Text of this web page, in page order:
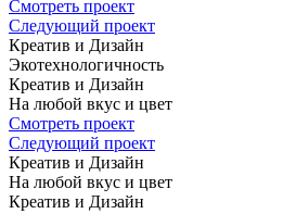
Смотреть проект
Следующий проект
Креатив и Дизайн
Экотехнологичность
Креатив и Дизайн
На любой вкус и цвет
Смотреть проект
Следующий проект
Креатив и Дизайн
На любой вкус и цвет
Креатив и Дизайн